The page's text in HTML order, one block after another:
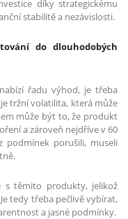
díky strategickému
stabilitě a nezávislosti.
do dlouhodobých
řadu výhod, je třeba
tržní volatilita, která může
může být to, že produkt
a zároveň nejdříve v 60
podmínek porušili, museli
s těmito produkty, jelikož
tedy třeba pečlivě vybírat,
a jasné podmínky.